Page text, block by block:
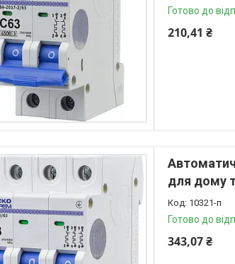
Готово до
210,41 ₴
для дому
10321-п
Готово до
343,07 ₴